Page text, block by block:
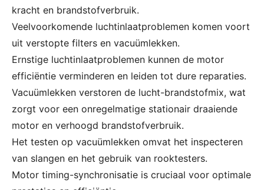
kracht en brandstofverbruik.
Veelvoorkomende luchtinlaatproblemen komen voort
uit verstopte filters en vacuümlekken.
Ernstige luchtinlaatproblemen kunnen de motor
efficiëntie verminderen en leiden tot dure reparaties.
Vacuümlekken verstoren de lucht-brandstofmix, wat
zorgt voor een onregelmatige stationair draaiende
motor en verhoogd brandstofverbruik.
Het testen op vacuümlekken omvat het inspecteren
van slangen en het gebruik van rooktesters.
Motor timing-synchronisatie is cruciaal voor optimale